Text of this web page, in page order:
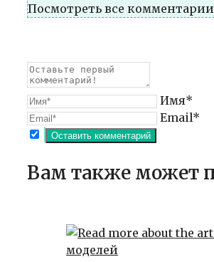
Посмотреть все комментарии
Имя*
Email*
Вам также может